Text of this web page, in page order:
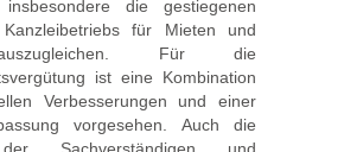
die gestiegenen
für Mieten und
Für die
ist eine Kombination
Verbesserungen und einer
vorgesehen. Auch die